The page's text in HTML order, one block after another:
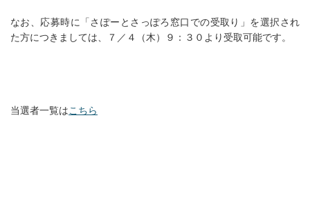
なお、応募時に「さぽーとさっぽろ窓口での受取り」を選択され
た方につきましては、７／４（木）９：３０より受取可能です。
当選者一覧はこちら